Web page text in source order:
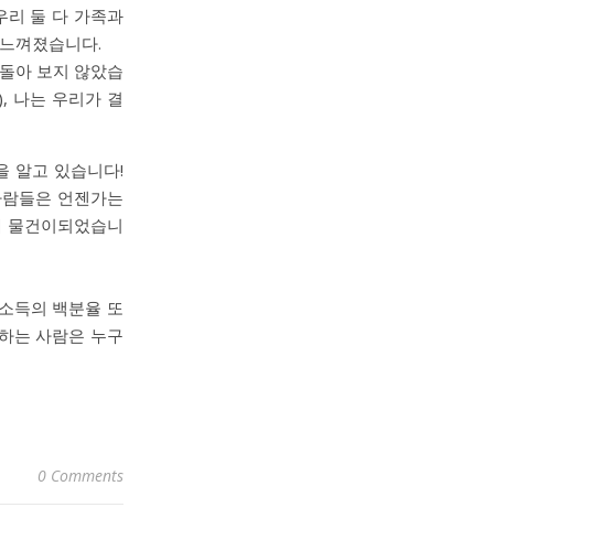
리 둘 다 가족과
껴졌습니다.
아 보지 않았습
나는 우리가 결
알고 있습니다!
들은 언젠가는
건이되었습니
득의 백분율 또
는 사람은 누구
0 Comments